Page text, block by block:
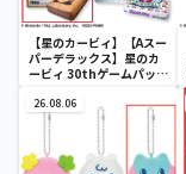
【星のカービィ】【Aスー
パーデラックス】星のカ
ービィ 30thゲームパッケ
26.08.06